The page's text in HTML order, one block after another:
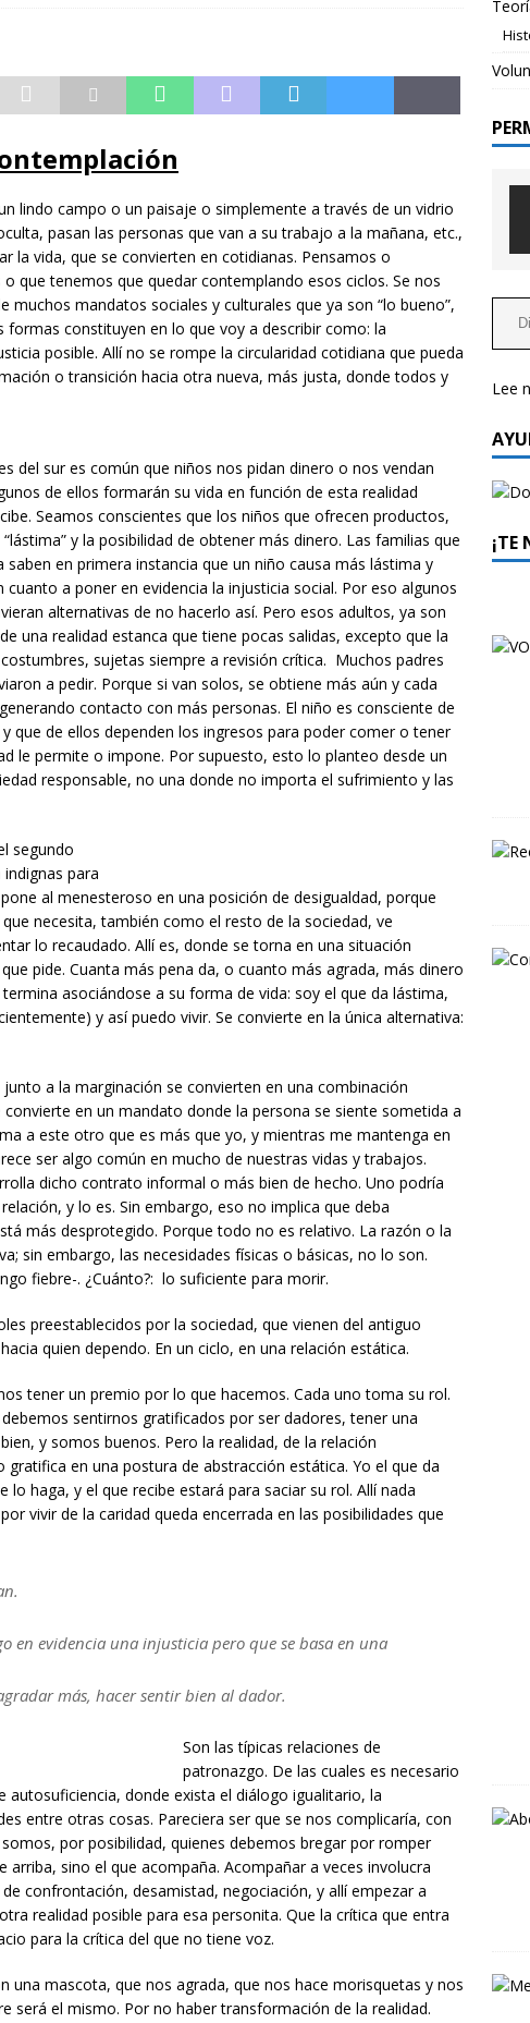
AVANCES DE REALIDAD EMPODERADA
AVANCES DE REALIDAD EMPODERADA
qué Realidad Empoderada es una acción social? TEORÍA
lindo campo o un paisaje o simplemente a través de un vidrio
pasan las personas que van a su trabajo a la mañana, etc.,
la vida, que se convierten en cotidianas. Pensamos o
que tenemos que quedar contemplando esos ciclos. Se nos
muchos mandatos sociales y culturales que ya son “lo bueno”,
formas constituyen en lo que voy a describir como: la
posible. Allí no se rompe la circularidad cotidiana que pueda
o transición hacia otra nueva, más justa, donde todos y
del sur es común que niños nos pidan dinero o nos vendan
de ellos formarán su vida en función de esta realidad
Seamos conscientes que los niños que ofrecen productos,
y la posibilidad de obtener más dinero. Las familias que
en primera instancia que un niño causa más lástima y
a poner en evidencia la injusticia social. Por eso algunos
alternativas de no hacerlo así. Pero esos adultos, ya son
una realidad estanca que tiene pocas salidas, excepto que la
sujetas siempre a revisión crítica. Muchos padres
a pedir. Porque si van solos, se obtiene más aún y cada
contacto con más personas. El niño es consciente de
que de ellos dependen los ingresos para poder comer o tener
le permite o impone. Por supuesto, esto lo planteo desde un
responsable, no una donde no importa el sufrimiento y las
segundo
para
al menesteroso en una posición de desigualdad, porque
necesita, también como el resto de la sociedad, ve
lo recaudado. Allí es, donde se torna en una situación
pide. Cuanta más pena da, o cuanto más agrada, más dinero
asociándose a su forma de vida: soy el que da lástima,
y así puedo vivir. Se convierte en la única alternativa:
junto a la marginación se convierten en una combinación
en un mandato donde la persona se siente sometida a
a este otro que es más que yo, y mientras me mantenga en
ser algo común en mucho de nuestras vidas y trabajos.
dicho contrato informal o más bien de hecho. Uno podría
y lo es. Sin embargo, eso no implica que deba
más desprotegido. Porque todo no es relativo. La razón o la
sin embargo, las necesidades físicas o básicas, no lo son.
fiebre-. ¿Cuánto?: lo suficiente para morir.
preestablecidos por la sociedad, que vienen del antiguo
quien dependo. En un ciclo, en una relación estática.
tener un premio por lo que hacemos. Cada uno toma su rol.
sentirnos gratificados por ser dadores, tener una
y somos buenos. Pero la realidad, de la relación
en una postura de abstracción estática. Yo el que da
lo haga, y el que recibe estará para saciar su rol. Allí nada
vivir de la caridad queda encerrada en las posibilidades que
en evidencia una injusticia pero que se basa en una
más, hacer sentir bien al dador.
Son las típicas relaciones de
patronazgo. De las cuales es necesario
autosuficiencia, donde exista el diálogo igualitario, la
entre otras cosas. Pareciera ser que se nos complicaría, con
por posibilidad, quienes debemos bregar por romper
arriba, sino el que acompaña. Acompañar a veces involucra
confrontación, desamistad, negociación, y allí empezar a
realidad posible para esa personita. Que la crítica que entra
para la crítica del que no tiene voz.
una mascota, que nos agrada, que nos hace morisquetas y nos
será el mismo. Por no haber transformación de la realidad.
Lee
¡TE